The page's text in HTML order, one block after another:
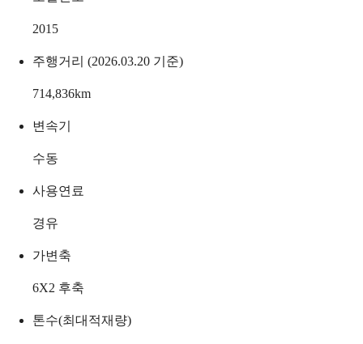
2015
주행거리 (2026.03.20 기준)
714,836km
변속기
수동
사용연료
경유
가변축
6X2 후축
톤수(최대적재량)